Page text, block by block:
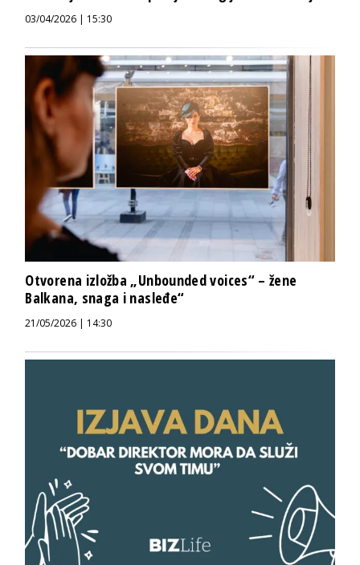
03/04/2026 | 15:30
Otvorena izložba „Unbounded voices“ – žene
Balkana, snaga i nasleđe“
21/05/2026 | 14:30